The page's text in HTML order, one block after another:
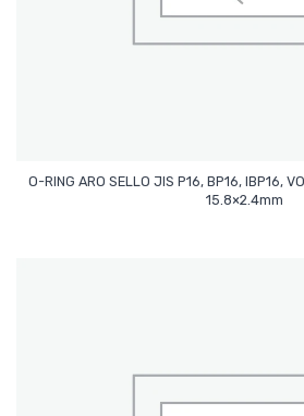
O-RING ARO SELLO JIS P16, BP16, IBP16,
15.8×2.4mm
Leer Más